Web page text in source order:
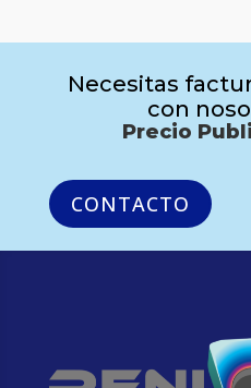
Necesitas
con
Precio
CONTACTO